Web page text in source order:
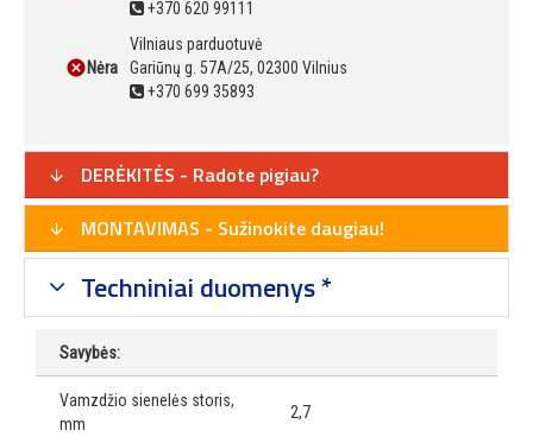
+370 620 99111
Nėra
Vilniaus parduotuvė
Gariūnų g. 57A/25, 02300 Vilnius
+370 699 35893
DERĖKITĖS - Radote pigiau?
MONTAVIMAS - Sužinokite daugiau!
Techniniai duomenys *
Savybės:
Vamzdžio sienelės storis,
mm
2,7